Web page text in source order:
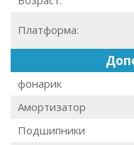
Платформа:
фонарик
Амортизатор
Подшипники